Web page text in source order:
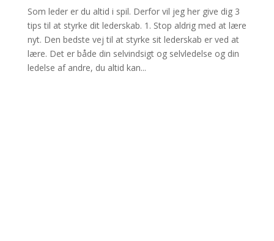
Som leder er du altid i spil. Derfor vil jeg her give dig 3
tips til at styrke dit lederskab. 1. Stop aldrig med at lære
nyt. Den bedste vej til at styrke sit lederskab er ved at
lære. Det er både din selvindsigt og selvledelse og din
ledelse af andre, du altid kan...